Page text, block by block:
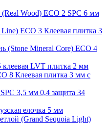
Wood) ECO 2 SPC 6 мм
ECO 3 Клеевая плитка 3
(Stone Mineral Core) ECO 4
LVT плитка 2 мм
8 Клеевая плитка 3 мм с
3,5 мм 0,4 защита 34
елочка 5 мм
(Grand Sequoia Light)